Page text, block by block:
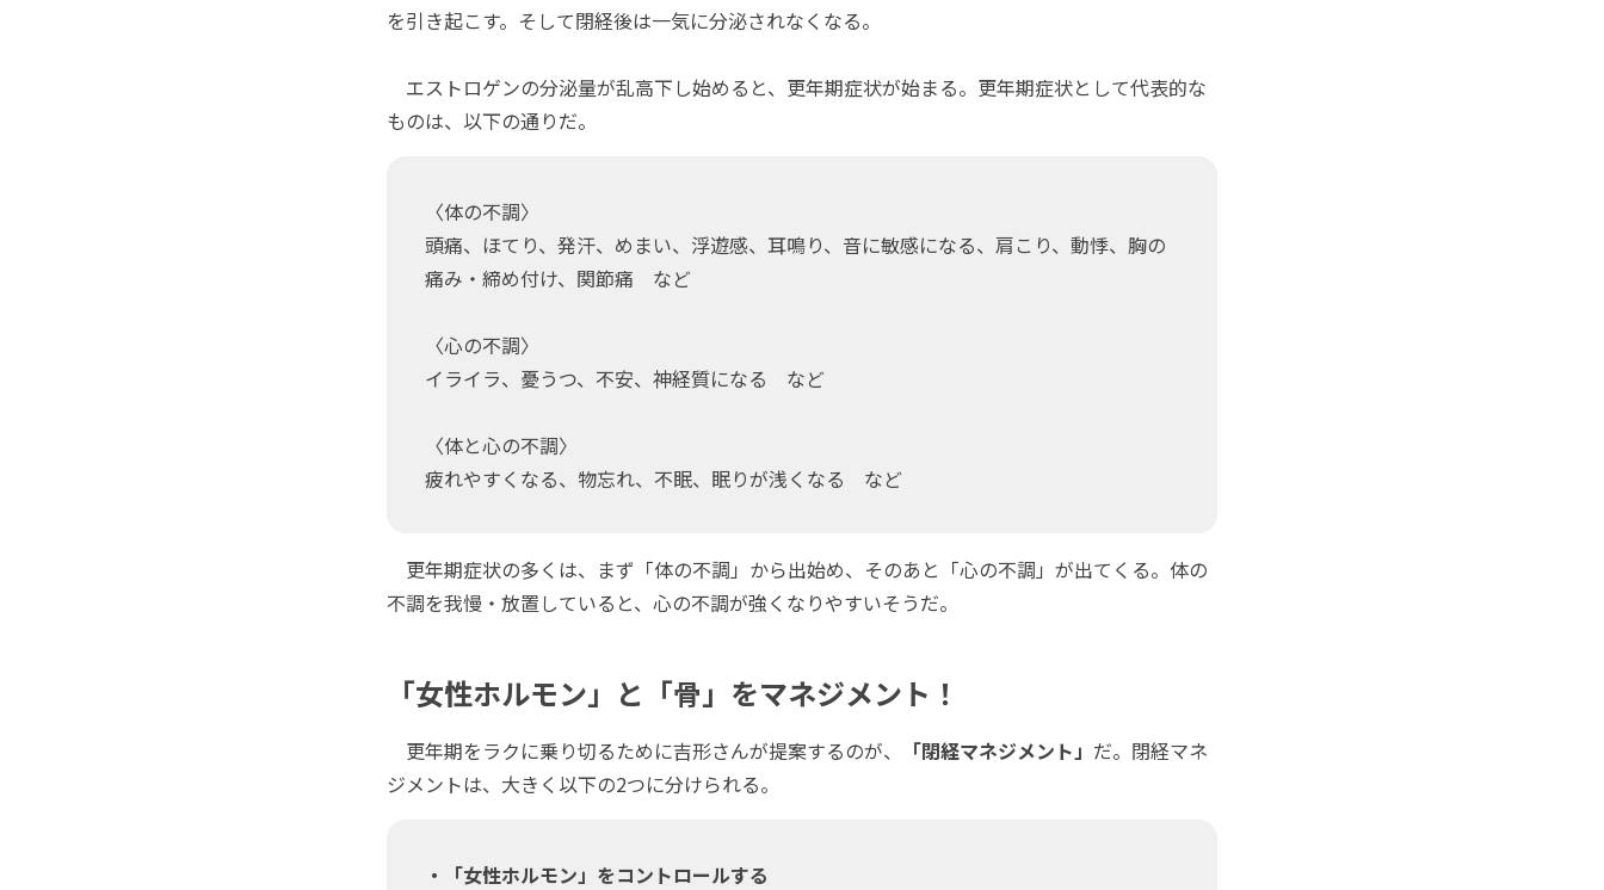
を引き起こす。そして閉経後は一気に分泌されなくなる。
エストロゲンの分泌量が乱高下し始めると、更年期症状が始まる。更年期症状として代表的な
ものは、以下の通りだ。
〈体の不調〉
頭痛、ほてり、発汗、めまい、浮遊感、耳鳴り、音に敏感になる、肩こり、動悸、胸の
痛み・締め付け、関節痛 など
〈心の不調〉
イライラ、憂うつ、不安、神経質になる など
〈体と心の不調〉
疲れやすくなる、物忘れ、不眠、眠りが浅くなる など
更年期症状の多くは、まず「体の不調」から出始め、そのあと「心の不調」が出てくる。体の
不調を我慢・放置していると、心の不調が強くなりやすいそうだ。
「女性ホルモン」と「骨」をマネジメント！
更年期をラクに乗り切るために吉形さんが提案するのが、 「閉経マネジメント」 だ。閉経マネ
ジメントは、大きく以下の2つに分けられる。
・「女性ホルモン」をコントロールする